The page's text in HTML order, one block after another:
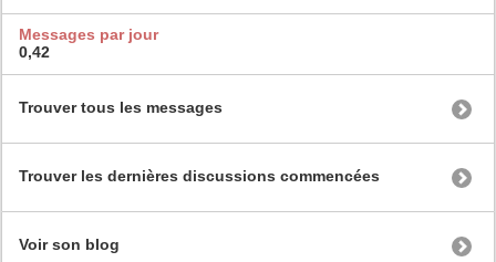
Messages par jour
0,42
Trouver tous les messages
Trouver les dernières discussions commencées
Voir son blog